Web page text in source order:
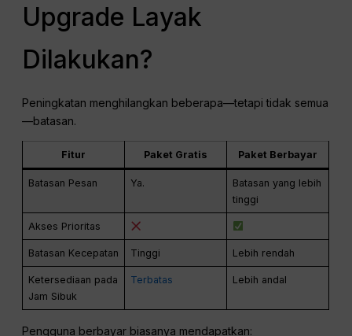
Upgrade Layak
Dilakukan?
Peningkatan menghilangkan beberapa—tetapi tidak semua
—batasan.
Fitur Paket Gratis Paket Berbayar
Batasan Pesan Ya.
Batasan yang lebih
tinggi
Akses Prioritas
Batasan Kecepatan Tinggi Lebih rendah
Ketersediaan pada
Jam Sibuk
Terbatas Lebih andal
Pengguna berbayar biasanya mendapatkan: